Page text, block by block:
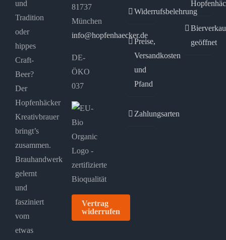
und
Tradition
oder
hippes
Craft-
Beer?
Der
Hopfenhäcker
Kreativbrauer
bringt’s
zusammen.
Brauhandwerk
gelernt
und
fasziniert
vom
etwas
81737
München
info@hopfenhaecker.de
DE-
ÖKO
037
Vertrag
widerrufen
Widerrufsbelehrung
Preise,
Versandkosten
und
Pfand
Zahlungsarten
geöffnet